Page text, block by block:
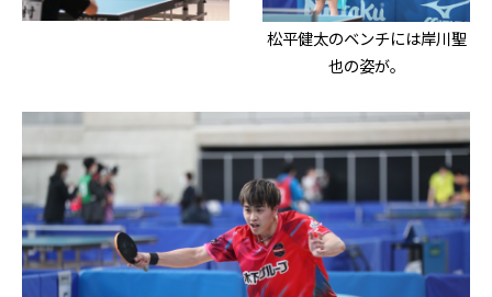
松平健太のベンチには岸川聖
也の姿が。